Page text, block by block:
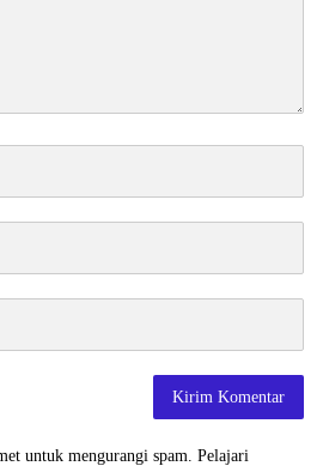
untuk mengurangi spam. Pelajari